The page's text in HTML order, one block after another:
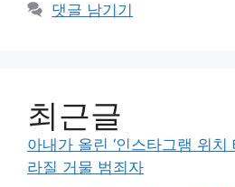
댓글 남기기
최근글
아내가 올린 ‘인스타그램 위치
라질 거물 범죄자